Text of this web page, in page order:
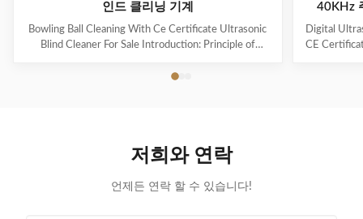
인드 클리닝 기계
Bowling Ball Cleaning With Ce Certificate Ultrasonic
Blind Cleaner For Sale Introduction: Principle of
from ultrasonic generator is transformed into high
tens of thousands of tiny bubbles with diameters of
50-500 microns
40KHz
Digital
CE
저희와 연락
언제든 연락 할 수 있습니다!